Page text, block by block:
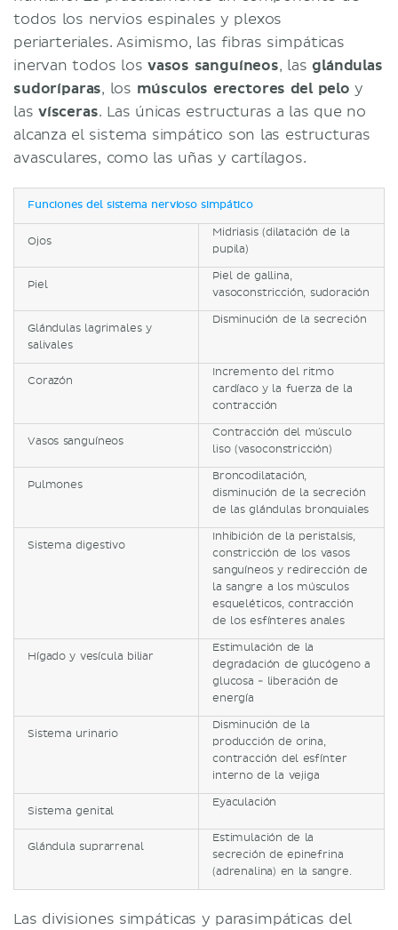
todos los nervios espinales y plexos
periarteriales. Asimismo, las fibras simpáticas
inervan todos los vasos sanguíneos, lasglándulas
sudoríparas, los músculos erectores del pelo y
las vísceras. Las únicas estructuras a las que no
alcanza el sistema simpático son las estructuras
avasculares, como las uñas y cartílagos.
Funciones del sistema nervioso simpático
Ojos
Midriasis (dilatación de la
pupila)
Piel
Piel de gallina,
vasoconstricción, sudoración
Glándulas lagrimales y
salivales
Disminución de la secreción
Corazón
Incremento del ritmo
cardíaco y la fuerza de la
contracción
Vasos sanguíneos
Contracción del músculo
liso (vasoconstricción)
Pulmones
Broncodilatación,
disminución de la secreción
de las glándulas bronquiales
Sistema digestivo
Inhibición de la peristalsis,
constricción de los vasos
sanguíneos y redirección de
la sangre a los músculos
esqueléticos, contracción
de los esfínteres anales
Hígado y vesícula biliar
Estimulación de la
degradación de glucógeno a
glucosa - liberación de
energía
Sistema urinario
Disminución de la
producción de orina,
contracción del esfínter
interno de la vejiga
Sistema genital
Eyaculación
Glándula suprarrenal
Estimulación de la
secreción de epinefrina
(adrenalina) en la sangre.
Las divisiones simpáticas y parasimpáticas del